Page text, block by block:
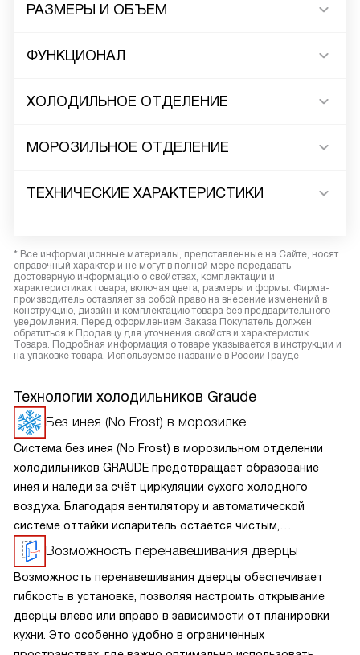
РАЗМЕРЫ И ОБЪЕМ
ФУНКЦИОНАЛ
ХОЛОДИЛЬНОЕ ОТДЕЛЕНИЕ
МОРОЗИЛЬНОЕ ОТДЕЛЕНИЕ
ТЕХНИЧЕСКИЕ ХАРАКТЕРИСТИКИ
* Все информационные материалы, представленные на Сайте, носят
справочный характер и не могут в полной мере передавать
достоверную информацию о свойствах, комплектации и
характеристиках товара, включая цвета, размеры и формы. Фирма-
производитель оставляет за собой право на внесение изменений в
конструкцию, дизайн и комплектацию товара без предварительного
уведомления. Перед оформлением Заказа Покупатель должен
обратиться к Продавцу для уточнения свойств и характеристик
Товара. Подробная информация о товаре указывается в инструкции и
на упаковке товара. Используемое название в России Грауде
Технологии холодильников Graude
Без инея (No Frost) в морозилке
Система без инея (No Frost) в морозильном отделении
холодильников GRAUDE предотвращает образование
инея и наледи за счёт циркуляции сухого холодного
воздуха. Благодаря вентилятору и автоматической
системе оттайки испаритель остаётся чистым,
а продукты не примерзают друг к другу. Не нужно
размораживать морозилку вручную — достаточно лишь
раз в несколько месяцев протереть стенки. Обеспечивает
стабильную температуру, быструю заморозку
и равномерное распределение холода.
Возможность перенавешивания дверцы
Возможность перенавешивания дверцы обеспечивает
гибкость в установке, позволяя настроить открывание
дверцы влево или вправо в зависимости от планировки
кухни. Это особенно удобно в ограниченных